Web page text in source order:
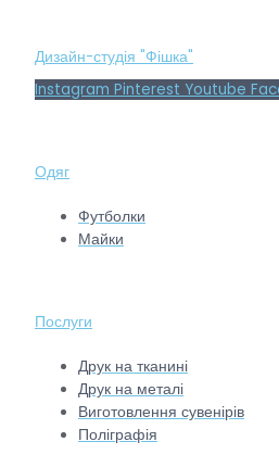
Дизайн-студія "Фішка"
Instagram Pinterest Youtube
Одяг
Футболки
Майки
Послуги
Друк на тканині
Друк на металі
Виготовлення сувенірів
Поліграфія